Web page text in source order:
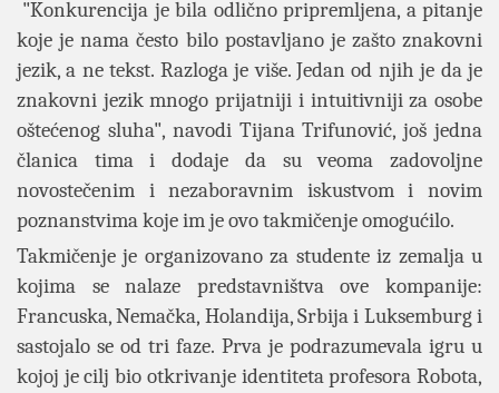
"Konkurencija je bila odlično pripremljena, a pitanje
koje je nama često bilo postavljano je zašto znakovni
jezik, a ne tekst. Razloga je više. Jedan od njih je da je
znakovni jezik mnogo prijatniji i intuitivniji za osobe
oštećenog sluha", navodi Tijana Trifunović, još jedna
članica tima i dodaje da su veoma zadovoljne
novostečenim i nezaboravnim iskustvom i novim
poznanstvima koje im je ovo takmičenje omogućilo.
Takmičenje je organizovano za studente iz zemalja u
kojima se nalaze predstavništva ove kompanije:
Francuska, Nemačka, Holandija, Srbija i Luksemburg i
sastojalo se od tri faze. Prva je podrazumevala igru u
kojoj je cilj bio otkrivanje identiteta profesora Robota,